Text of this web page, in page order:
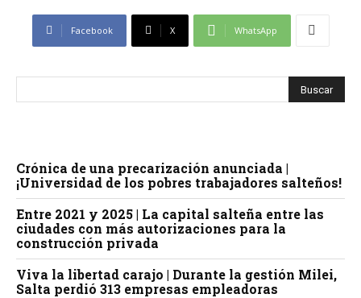
Facebook X WhatsApp
Crónica de una precarización anunciada |
¡Universidad de los pobres trabajadores salteños!
Entre 2021 y 2025 | La capital salteña entre las
ciudades con más autorizaciones para la
construcción privada
Viva la libertad carajo | Durante la gestión Milei,
Salta perdió 313 empresas empleadoras